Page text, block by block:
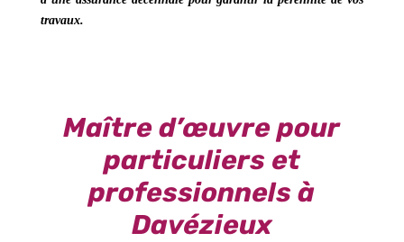
travaux.
Maître d’œuvre pour
particuliers et
professionnels à
Davézieux